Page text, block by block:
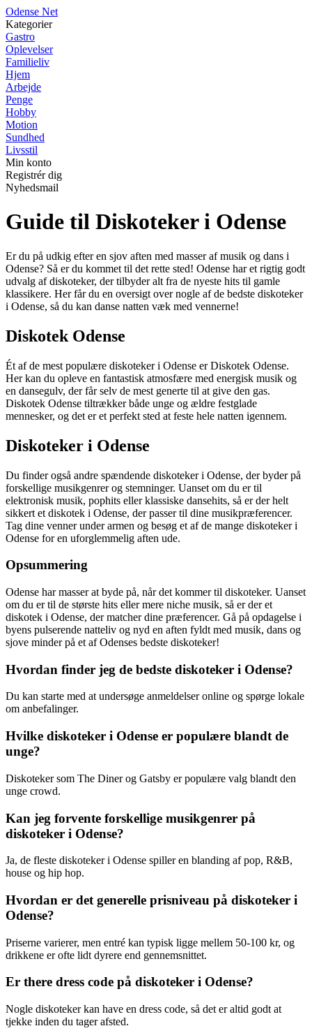
Odense Net
Kategorier
Gastro
Oplevelser
Familieliv
Hjem
Arbejde
Penge
Hobby
Motion
Sundhed
Livsstil
Min konto
Registrér dig
Nyhedsmail
Guide til Diskoteker i Odense
Er du på udkig efter en sjov aften med masser af musik og dans i
Odense? Så er du kommet til det rette sted! Odense har et rigtig godt
udvalg af diskoteker, der tilbyder alt fra de nyeste hits til gamle
klassikere. Her får du en oversigt over nogle af de bedste diskoteker
i Odense, så du kan danse natten væk med vennerne!
Diskotek Odense
Ét af de mest populære diskoteker i Odense er Diskotek Odense.
Her kan du opleve en fantastisk atmosfære med energisk musik og
en dansegulv, der får selv de mest generte til at give den gas.
Diskotek Odense tiltrækker både unge og ældre festglade
mennesker, og det er et perfekt sted at feste hele natten igennem.
Diskoteker i Odense
Du finder også andre spændende diskoteker i Odense, der byder på
forskellige musikgenrer og stemninger. Uanset om du er til
elektronisk musik, pophits eller klassiske dansehits, så er der helt
sikkert et diskotek i Odense, der passer til dine musikpræferencer.
Tag dine venner under armen og besøg et af de mange diskoteker i
Odense for en uforglemmelig aften ude.
Opsummering
Odense har masser at byde på, når det kommer til diskoteker. Uanset
om du er til de største hits eller mere niche musik, så er der et
diskotek i Odense, der matcher dine præferencer. Gå på opdagelse i
byens pulserende natteliv og nyd en aften fyldt med musik, dans og
sjove minder på et af Odenses bedste diskoteker!
Hvordan finder jeg de bedste diskoteker i Odense?
Du kan starte med at undersøge anmeldelser online og spørge lokale
om anbefalinger.
Hvilke diskoteker i Odense er populære blandt de
unge?
Diskoteker som The Diner og Gatsby er populære valg blandt den
unge crowd.
Kan jeg forvente forskellige musikgenrer på
diskoteker i Odense?
Ja, de fleste diskoteker i Odense spiller en blanding af pop, R&B,
house og hip hop.
Hvordan er det generelle prisniveau på diskoteker i
Odense?
Priserne varierer, men entré kan typisk ligge mellem 50-100 kr, og
drikkene er ofte lidt dyrere end gennemsnittet.
Er there dress code på diskoteker i Odense?
Nogle diskoteker kan have en dress code, så det er altid godt at
tjekke inden du tager afsted.